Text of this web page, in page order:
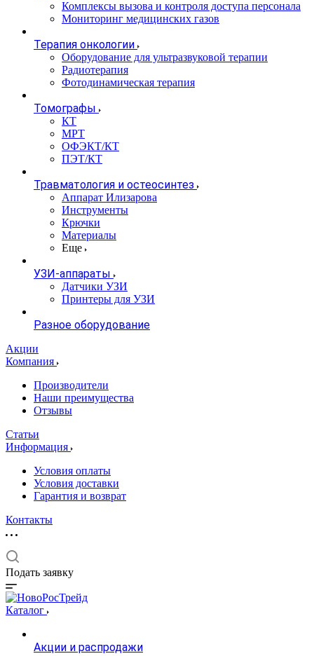
Комплексы вызова и контроля доступа персонала
Мониторинг медицинских газов
Терапия онкологии
Оборудование для ультразвуковой терапии
Радиотерапия
Фотодинамическая терапия
Томографы
КТ
МРТ
ОФЭКТ/КТ
ПЭТ/КТ
Травматология и остеосинтез
Аппарат Илизарова
Инструменты
Крючки
Материалы
Еще
УЗИ-аппараты
Датчики УЗИ
Принтеры для УЗИ
Разное оборудование
Акции
Компания
Производители
Наши преимущества
Отзывы
Статьи
Информация
Условия оплаты
Условия доставки
Гарантия и возврат
Контакты
Подать заявку
Каталог
Акции и распродажи